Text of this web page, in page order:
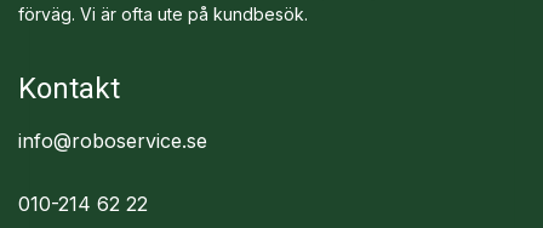
förväg. Vi är ofta ute på kundbesök.
Kontakt
info@roboservice.se
010-214 62 22